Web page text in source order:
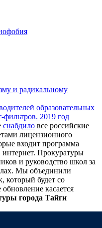
и радикальному
образовательных
фильтров. 2019 год
снабдило все российские
лицензионного
входит программа
интернет. Прокуратуры
и руководство школ за
Мы объединили
который будет со
касается
города Тайги